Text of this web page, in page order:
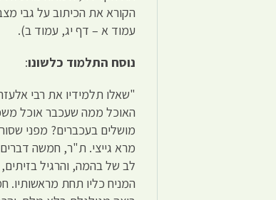
הקורא את הכיתוב על גבי
עמוד א – דף יג, עמוד ב).
נוסח התלמוד כלשונו:
"שאלו תלמידיו את רבי
האוכל ממה שעכבר אוכל
מושלים בעכברים? מפני
מרא גייצי. ת"ר, חמשה
לב של בהמה, והרגיל בזיתים,
המניח כליו תחת מראשותיו.